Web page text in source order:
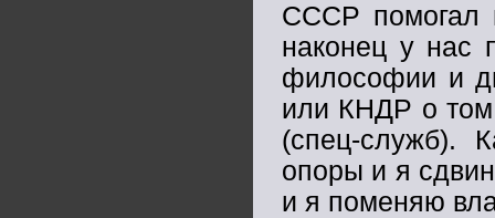
СССР помогал
наконец у нас
философии и
или КНДР о
(спец-служб).
опоры и я
и я поменяю